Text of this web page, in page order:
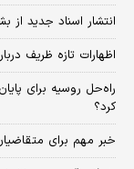
انتشار اسناد جدید از
اظهارات تازه ظریف
راه‌حل روسیه برای
کرد؟
خبر مهم برای متقاضیان خرید